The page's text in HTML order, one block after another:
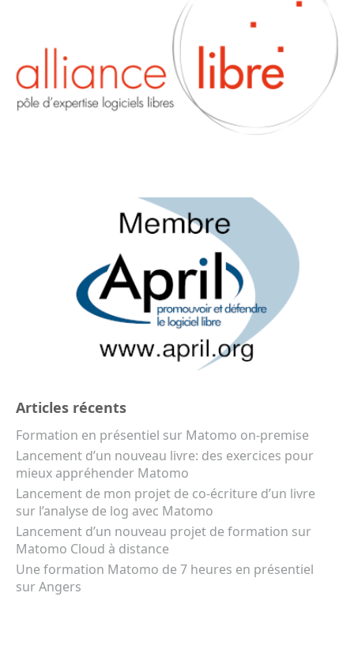
Articles récents
Formation en présentiel sur Matomo on-premise
Lancement d’un nouveau livre: des exercices pour
mieux appréhender Matomo
Lancement de mon projet de co-écriture d’un livre
sur l’analyse de log avec Matomo
Lancement d’un nouveau projet de formation sur
Matomo Cloud à distance
Une formation Matomo de 7 heures en présentiel
sur Angers